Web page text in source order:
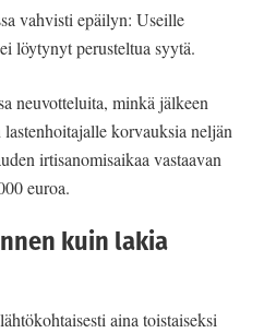
vahvisti epäilyn: Useille
löytynyt perusteltua syytä.
neuvotteluita, minkä jälkeen
korvauksia neljän
irtisanomisaikaa vastaavan
euroa.
kuin lakia
aina toistaiseksi